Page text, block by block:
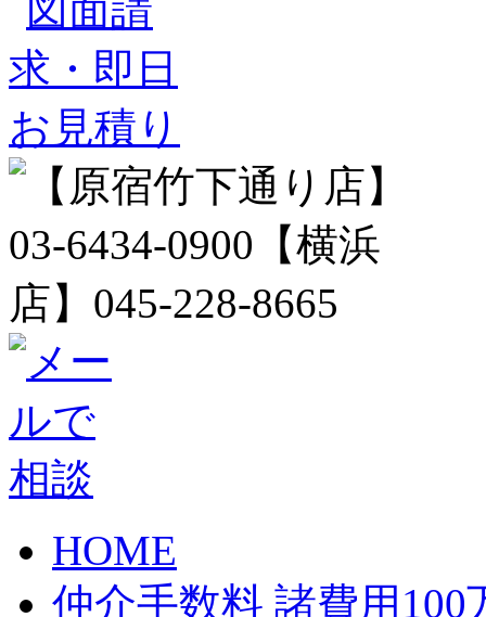
HOME
仲介手数料 諸費用